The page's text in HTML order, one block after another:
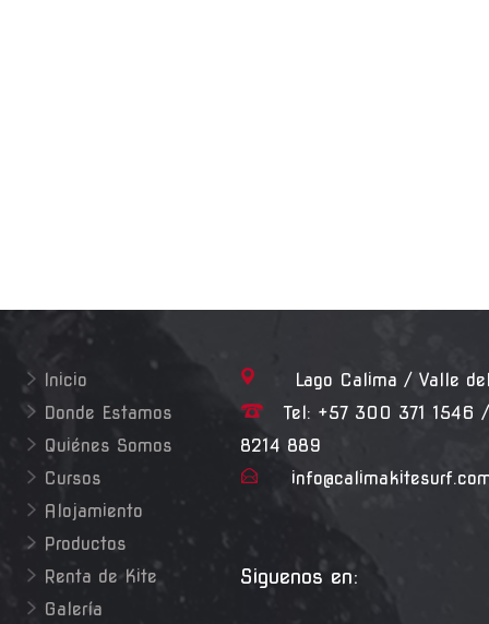
Inicio
Donde Estamos
Quiénes Somos
Cursos
Alojamiento
Productos
Renta de Kite
Galería
Lago Calima / Valle del
Tel: +57 300 371 1546 /
8214 889
Siguenos en: